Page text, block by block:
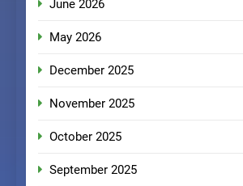
June 2026
May 2026
December 2025
November 2025
October 2025
September 2025